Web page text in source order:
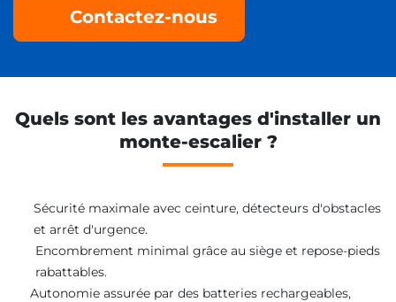
Contactez-nous
Quels sont les avantages d'installer un
monte-escalier ?
Sécurité maximale avec ceinture, détecteurs d'obstacles
et arrêt d'urgence.
Encombrement minimal grâce au siège et repose-pieds
rabattables.
Autonomie assurée par des batteries rechargeables,